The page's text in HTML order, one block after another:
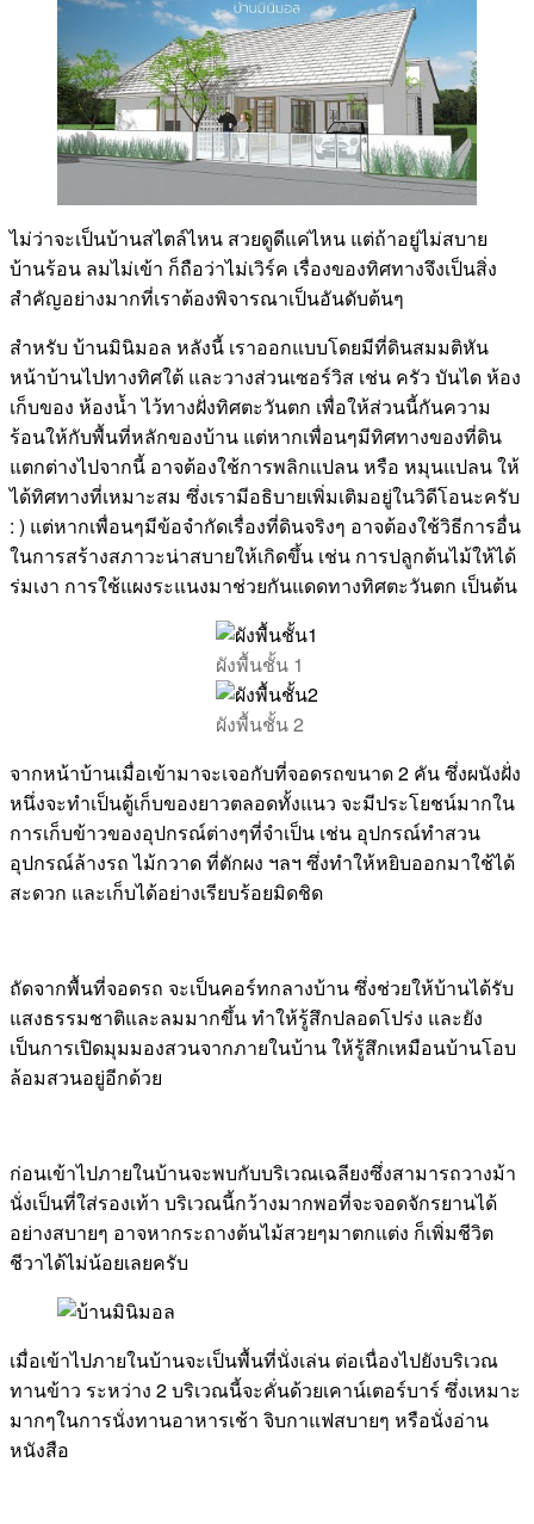
ไม่ว่าจะเป็นบ้านสไตล์ไหน สวยดูดีแค่ไหน แต่ถ้าอยู่ไม่สบาย
บ้านร้อน ลมไม่เข้า ก็ถือว่าไม่เวิร์ค เรื่องของทิศทางจึงเป็นสิ่ง
สำคัญอย่างมากที่เราต้องพิจารณาเป็นอันดับต้นๆ
สำหรับ บ้านมินิมอล หลังนี้ เราออกแบบโดยมีที่ดินสมมติหัน
หน้าบ้านไปทางทิศใต้ และวางส่วนเซอร์วิส เช่น ครัว บันได ห้อง
เก็บของ ห้องน้ำ ไว้ทางฝั่งทิศตะวันตก เพื่อให้ส่วนนี้กันความ
ร้อนให้กับพื้นที่หลักของบ้าน แต่หากเพื่อนๆมีทิศทางของที่ดิน
แตกต่างไปจากนี้ อาจต้องใช้การพลิกแปลน หรือ หมุนแปลน ให้
ได้ทิศทางที่เหมาะสม ซึ่งเรามีอธิบายเพิ่มเติมอยู่ในวิดีโอนะครับ
: ) แต่หากเพื่อนๆมีข้อจำกัดเรื่องที่ดินจริงๆ อาจต้องใช้วิธีการอื่น
ในการสร้างสภาวะน่าสบายให้เกิดขึ้น เช่น การปลูกต้นไม้ให้ได้
ร่มเงา การใช้แผงระแนงมาช่วยกันแดดทางทิศตะวันตก เป็นต้น
ผังพื้นชั้น 1
ผังพื้นชั้น 2
จากหน้าบ้านเมื่อเข้ามาจะเจอกับที่จอดรถขนาด 2 คัน ซึ่งผนังฝั่ง
หนึ่งจะทำเป็นตู้เก็บของยาวตลอดทั้งแนว จะมีประโยชน์มากใน
การเก็บข้าวของอุปกรณ์ต่างๆที่จำเป็น เช่น อุปกรณ์ทำสวน
อุปกรณ์ล้างรถ ไม้กวาด ที่ตักผง ฯลฯ ซึ่งทำให้หยิบออกมาใช้ได้
สะดวก และเก็บได้อย่างเรียบร้อยมิดชิด
ถัดจากพื้นที่จอดรถ จะเป็นคอร์ทกลางบ้าน ซึ่งช่วยให้บ้านได้รับ
แสงธรรมชาติและลมมากขึ้น ทำให้รู้สึกปลอดโปร่ง และยัง
เป็นการเปิดมุมมองสวนจากภายในบ้าน ให้รู้สึกเหมือนบ้านโอบ
ล้อมสวนอยู่อีกด้วย
ก่อนเข้าไปภายในบ้านจะพบกับบริเวณเฉลียงซึ่งสามารถวางม้า
นั่งเป็นที่ใส่รองเท้า บริเวณนี้กว้างมากพอที่จะจอดจักรยานได้
อย่างสบายๆ อาจหากระถางต้นไม้สวยๆมาตกแต่ง ก็เพิ่มชีวิต
ชีวาได้ไม่น้อยเลยครับ
เมื่อเข้าไปภายในบ้านจะเป็นพื้นที่นั่งเล่น ต่อเนื่องไปยังบริเวณ
ทานข้าว ระหว่าง 2 บริเวณนี้จะคั่นด้วยเคาน์เตอร์บาร์ ซึ่งเหมาะ
มากๆในการนั่งทานอาหารเช้า จิบกาแฟสบายๆ หรือนั่งอ่าน
หนังสือ